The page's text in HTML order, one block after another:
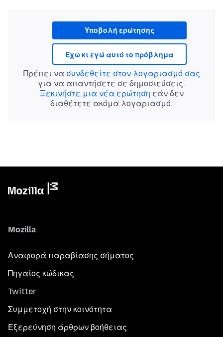
Υποβολή ερώτησης
Έχω κι εγώ αυτό το πρόβλημα
Πρέπει να συνδεθείτε στον λογαριασμό σας
για να απαντήσετε σε δημοσιεύσεις.
Ξεκινήστε μια νέα ερώτηση εάν δεν
διαθέτετε ακόμα λογαριασμό.
Mozilla
Αναφορά παραβίασης σήματος
Πηγαίος κώδικας
Twitter
Συμμετοχή στην κοινότητα
Εξερεύνηση άρθρων βοήθειας